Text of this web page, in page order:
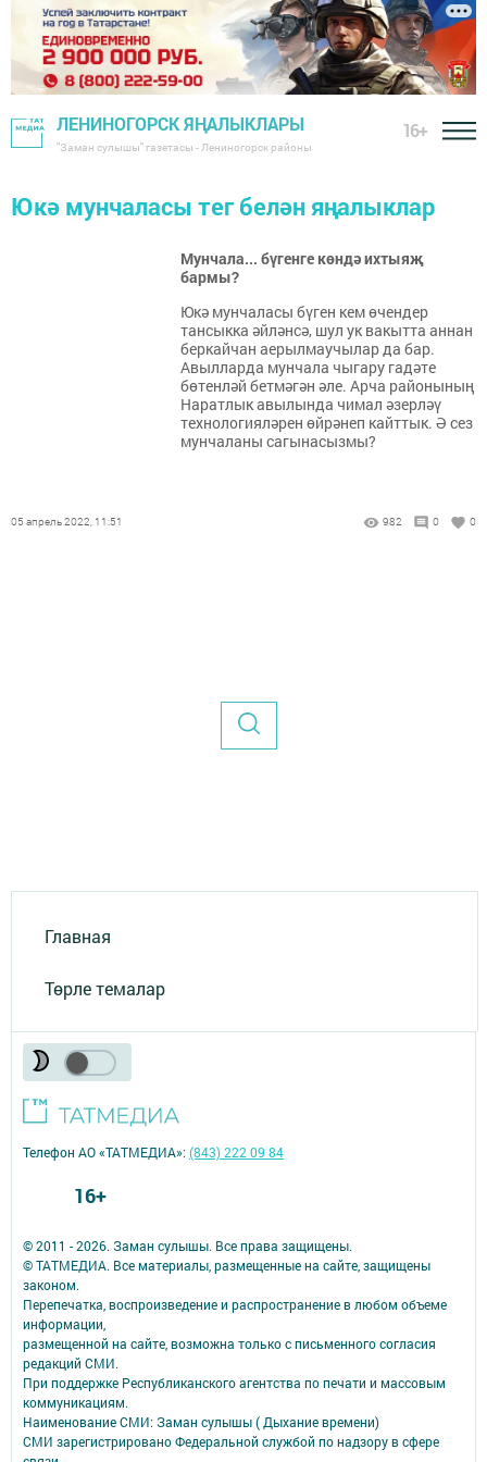
ЛЕНИНОГОРСК ЯҢАЛЫКЛАРЫ
"Заман сулышы" газетасы - Лениногорск районы
16+
Юкә мунчаласы тег белән яңалыклар
Мунчала... бүгенге көндә ихтыяҗ
бармы?
Юкә мунчаласы бүген кем өчендер
тансыкка әйләнсә, шул ук вакытта аннан
беркайчан аерылмаучылар да бар.
Авылларда мунчала чыгару гадәте
бөтенләй бетмәгән әле. Арча районының
Наратлык авылында чимал әзерләү
технологияләрен өйрәнеп кайттык. Ә сез
мунчаланы сагынасызмы?
05 апрель 2022, 11:51 982 0 0
Главная
Төрле темалар
© 2011 - 2026. Заман сулышы. Все права защищены.
© ТАТМЕДИА. Все материалы, размещенные на сайте, защищены
законом.
Перепечатка, воспроизведение и распространение в любом объеме
информации,
размещенной на сайте, возможна только с письменного согласия
редакций СМИ.
При поддержке Республиканского агентства по печати и массовым
коммуникациям.
Наименование СМИ: Заман сулышы ( Дыхание времени)
СМИ зарегистрировано Федеральной службой по надзору в сфере
Телефон АО «ТАТМЕДИА»:(843) 222 09 84
16+